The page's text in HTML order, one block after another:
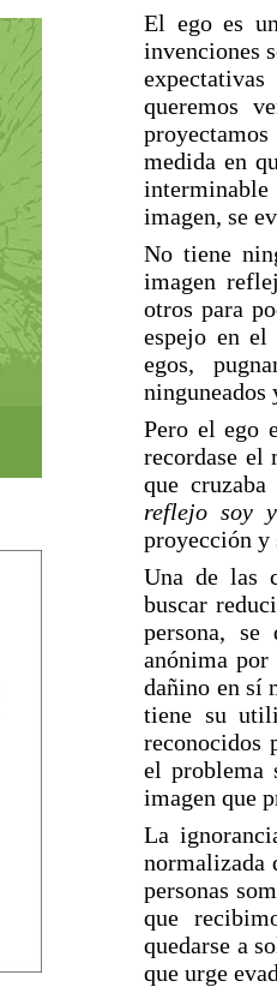
El ego es
invenciones
queremos
medida en
interminable
imagen, se
No tiene
imagen
otros para
espejo en el
egos,
ninguneados
Pero el ego
recordase el
que
reflejo soy
proyección y
Una de las
buscar
persona,
anónima por
dañino en sí
tiene su
reconocidos
el problema
imagen que
La
normalizada
personas
que
quedarse a
que urge